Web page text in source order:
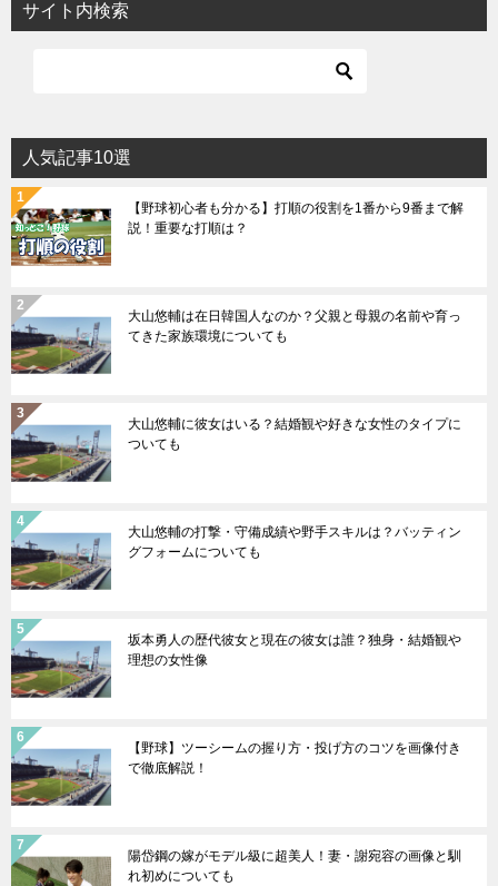
サイト内検索
人気記事10選
【野球初心者も分かる】打順の役割を1番から9番まで解
説！重要な打順は？
大山悠輔は在日韓国人なのか？父親と母親の名前や育っ
てきた家族環境についても
大山悠輔に彼女はいる？結婚観や好きな女性のタイプに
ついても
大山悠輔の打撃・守備成績や野手スキルは？バッティン
グフォームについても
坂本勇人の歴代彼女と現在の彼女は誰？独身・結婚観や
理想の女性像
【野球】ツーシームの握り方・投げ方のコツを画像付き
で徹底解説！
陽岱鋼の嫁がモデル級に超美人！妻・謝宛容の画像と馴
れ初めについても